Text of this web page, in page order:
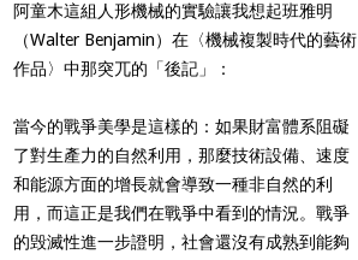
阿童木這組人形機械的實驗讓我想起班雅明
（Walter Benjamin）在〈機械複製時代的藝術
作品〉中那突兀的「後記」：
當今的戰爭美學是這樣的：如果財富體系阻礙
了對生產力的自然利用，那麼技術設備、速度
和能源方面的增長就會導致一種非自然的利
用，而這正是我們在戰爭中看到的情況。戰爭
的毁滅性進一步證明，社會還沒有成熟到能夠